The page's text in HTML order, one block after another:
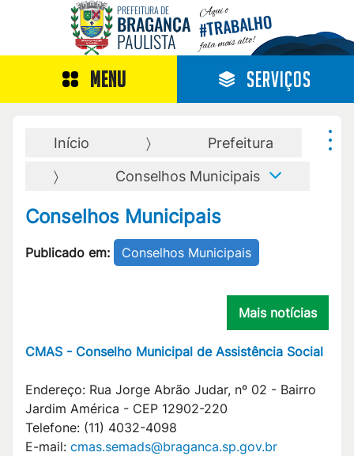
PREFEITURA DE
BRAGANÇA
PAULISTA
Aqui o
#TRABALHO
fala mais alto!
MENU SERVIÇOS
Início
Prefeitura
Conselhos Municipais
Conselhos Municipais
Publicado em: Conselhos Municipais
Mais notícias
CMAS - Conselho Municipal de Assistência Social
Endereço: Rua Jorge Abrão Judar, nº 02 - Bairro
Jardim América - CEP 12902-220
Telefone: (11) 4032-4098
E-mail: cmas.semads@braganca.sp.gov.br